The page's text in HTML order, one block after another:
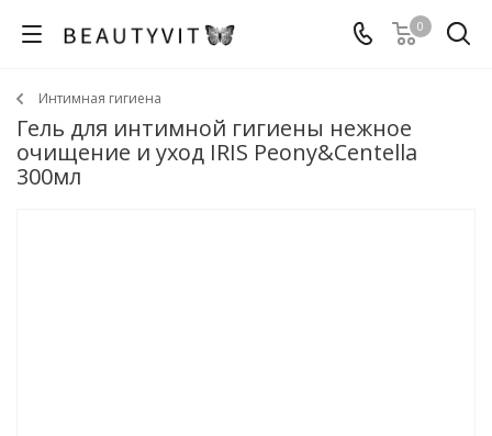
0
Интимная гигиена
Гель для интимной гигиены нежное
очищение и уход IRIS Peony&Centella
300мл